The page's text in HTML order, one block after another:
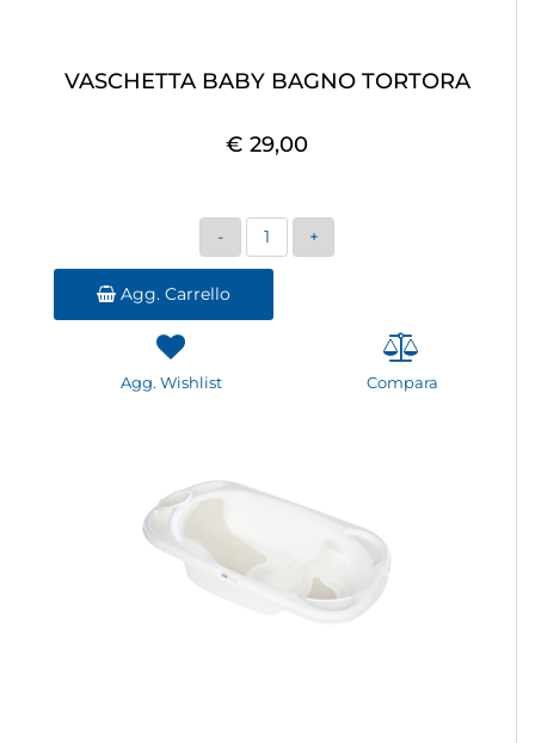
VASCHETTA BABY BAGNO TORTORA
€ 29,00
Quantità
Agg. Carrello
Agg. Wishlist Compara